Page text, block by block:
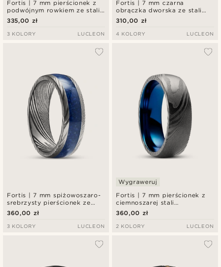
Fortis | 7 mm pierścionek z
podwójnym rowkiem ze stali
damasceńskiej i złocistego
tytanu
335,00 zł
3 KOLORY LUCLEON
Fortis | 7 mm czarna
obrączka dworska ze stali
damasceńskiej
310,00 zł
4 KOLORY LUCLEON
Fortis | 7 mm spiżowoszaro-
srebrzysty pierścionek ze
stali damasceńskiej z
inkrustacją z lapis lazuli
360,00 zł
3 KOLORY LUCLEON
Fortis | 7 mm pierścionek z
ciemnoszarej stali
damasceńskiej i niebieskiego
tytanu
Wygraweruj
360,00 zł
2 KOLORY LUCLEON